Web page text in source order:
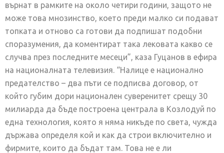
върнат в рамките на около четири години, защото не
може това мнозинство, което преди малко си подават
топката и отново са готови да подпишат подобни
споразумения, да коментират така лековата какво се
случва през последните месеци”, каза Гуцанов в ефира
на националната телевизия. “Налице е национално
предателство – два пъти се подписва договор, от
който губим дори национален суверенитет срещу 30
милиарда да бъде построена централа в Козлодуй по
една технология, която я няма никъде по света, чужда
държава определя кой и как да строи включително и
фирмите, които да бъдат там. Това не е ли